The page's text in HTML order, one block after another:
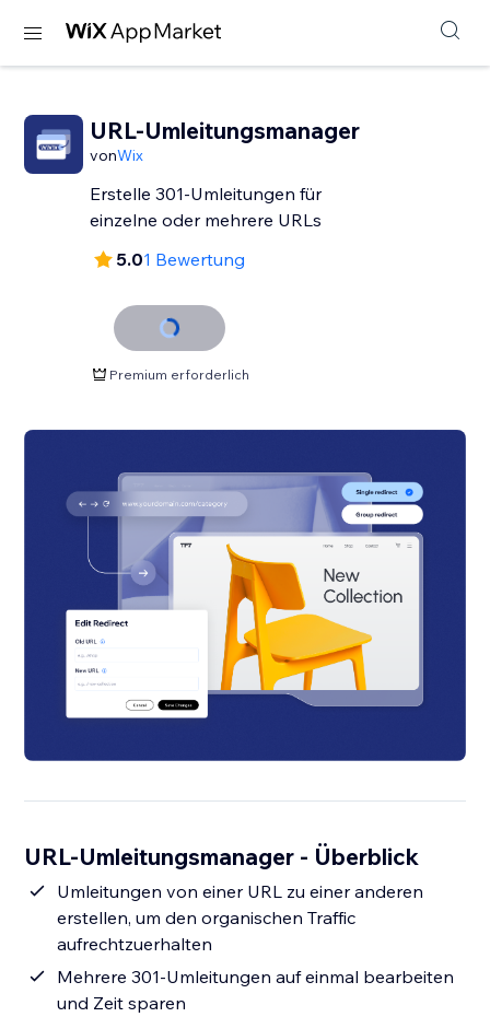
URL-Umleitungsmanager
vonWix
Erstelle 301-Umleitungen für
einzelne oder mehrere URLs
5.01 Bewertung
Premium erforderlich
URL-Umleitungsmanager - Überblick
Umleitungen von einer URL zu einer anderen
erstellen, um den organischen Traffic
aufrechtzuerhalten
Mehrere 301-Umleitungen auf einmal bearbeiten
und Zeit sparen